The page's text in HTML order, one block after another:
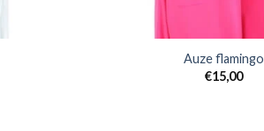
Auze flamingo
€15,00